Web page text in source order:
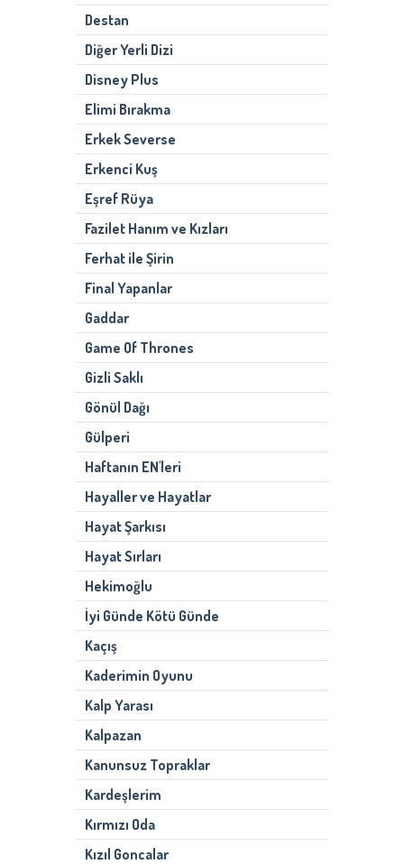
Destan
Diğer Yerli Dizi
Disney Plus
Elimi Bırakma
Erkek Severse
Erkenci Kuş
Eşref Rüya
Fazilet Hanım ve Kızları
Ferhat ile Şirin
Final Yapanlar
Gaddar
Game Of Thrones
Gizli Saklı
Gönül Dağı
Gülperi
Haftanın EN'leri
Hayaller ve Hayatlar
Hayat Şarkısı
Hayat Sırları
Hekimoğlu
İyi Günde Kötü Günde
Kaçış
Kaderimin Oyunu
Kalp Yarası
Kalpazan
Kanunsuz Topraklar
Kardeşlerim
Kırmızı Oda
Kızıl Goncalar